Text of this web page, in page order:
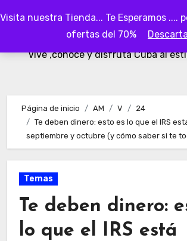
Visita nuestra Tienda... Te Esperamos ....
ofertas del 70%
al
AKubaa
Vive ,conoce y disfruta Cuba al
Página de inicio AM V
24
Te deben dinero: esto es lo que el IRS
septiembre y octubre (y cómo saber si te
Temas
Te deben dinero:
lo que el IRS está